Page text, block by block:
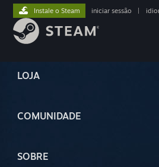
LOJA
COMUNIDADE
SOBRE
Instale o Steam iniciar sessão